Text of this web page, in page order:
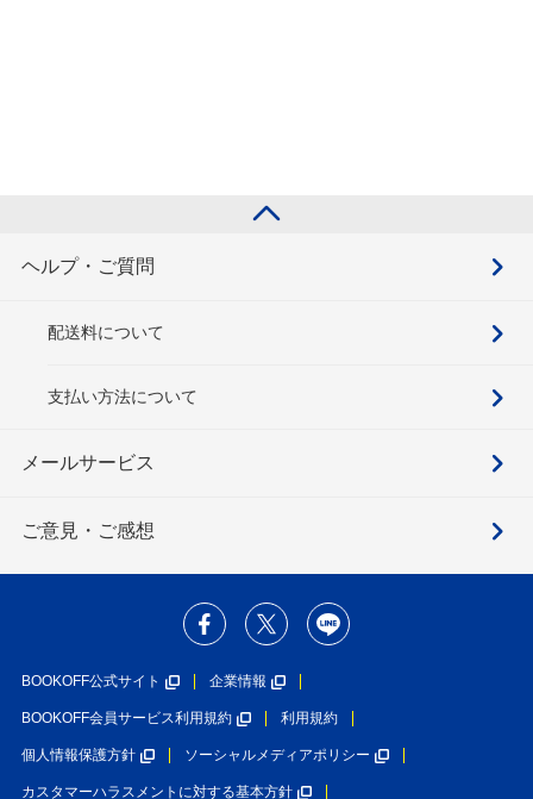
ヘルプ・ご質問
配送料について
支払い方法について
メールサービス
ご意見・ご感想
BOOKOFF公式サイト 企業情報
BOOKOFF会員サービス利用規約 利用規約
個人情報保護方針 ソーシャルメディアポリシー
カスタマーハラスメントに対する基本方針